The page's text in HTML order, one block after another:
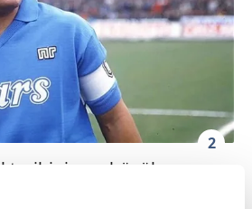
2
tarihinin en büyük